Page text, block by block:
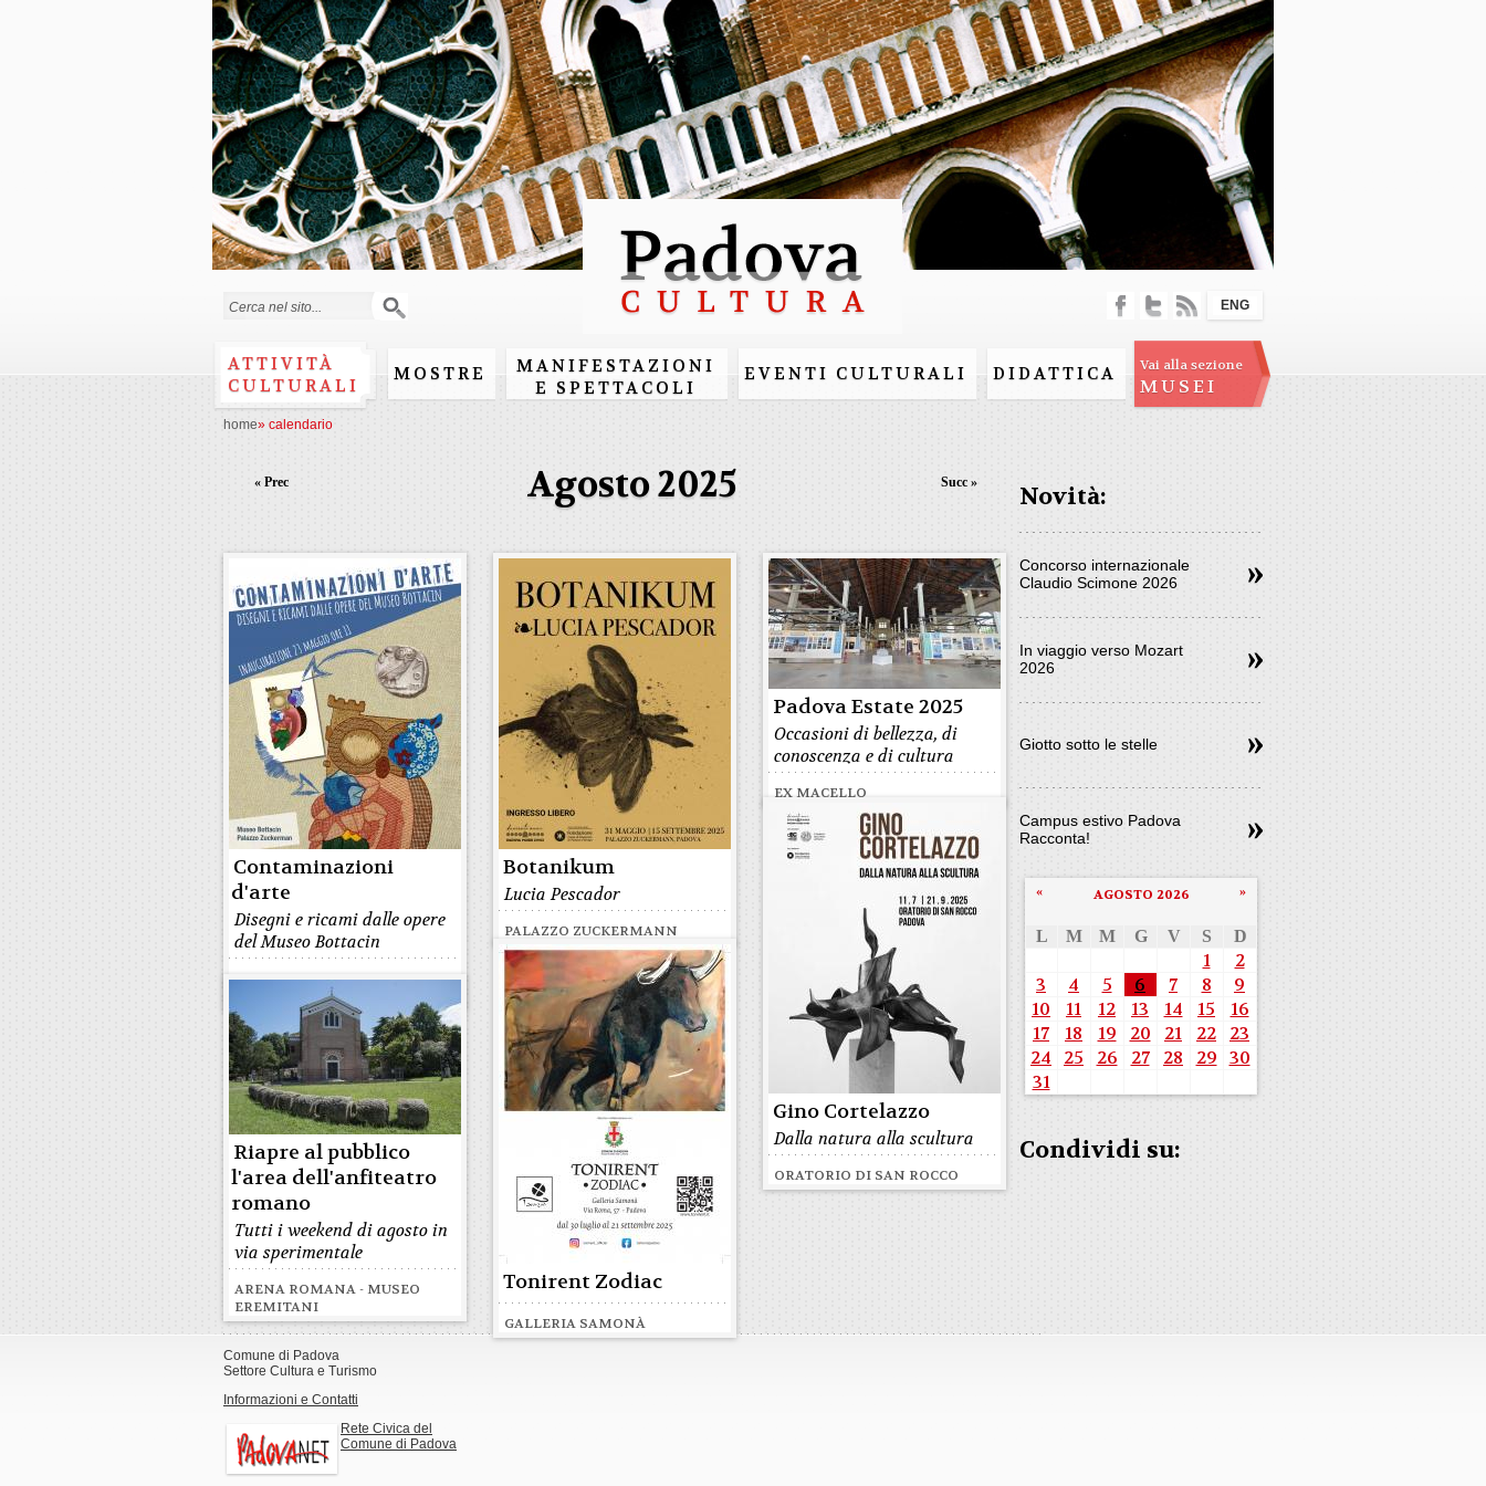
Salta al
contenuto
principale
Form di ricerca
ATTIVITÀ
CULTURALI
MOSTRE
MANIFESTAZIONI
E SPETTACOLI
EVENTI CULTURALI DIDATTICA Vai alla sezione
MUSEI
ENG
home» calendario
Agosto 2025
« Prec Succ »
Contaminazioni
d'arte
Disegni e ricami dalle opere
del Museo Bottacin
MUSEO BOTTACIN A PALAZZO
ZUCKERMANN
Botanikum
Lucia Pescador
PALAZZO ZUCKERMANN
Padova Estate 2025
Occasioni di bellezza, di
conoscenza e di cultura
EX MACELLO
Gino Cortelazzo
Dalla natura alla scultura
ORATORIO DI SAN ROCCO
Tonirent Zodiac
GALLERIA SAMONÀ
Riapre al pubblico
l'area dell'anfiteatro
romano
Tutti i weekend di agosto in
via sperimentale
ARENA ROMANA - MUSEO
EREMITANI
Novità:
Concorso internazionale
Claudio Scimone 2026
In viaggio verso Mozart
2026
Giotto sotto le stelle
Campus estivo Padova
Racconta!
AGOSTO 2026
« »
L M M G V S D
1
2
3
4 5 6 7 8
9
10
11 12 13 14 15
16
17
18 19 20 21 22
23
24
25 26 27 28 29 30
31
Condividi su:
Comune di Padova
Settore Cultura e Turismo
Informazioni e Contatti
Rete Civica del
Comune di Padova